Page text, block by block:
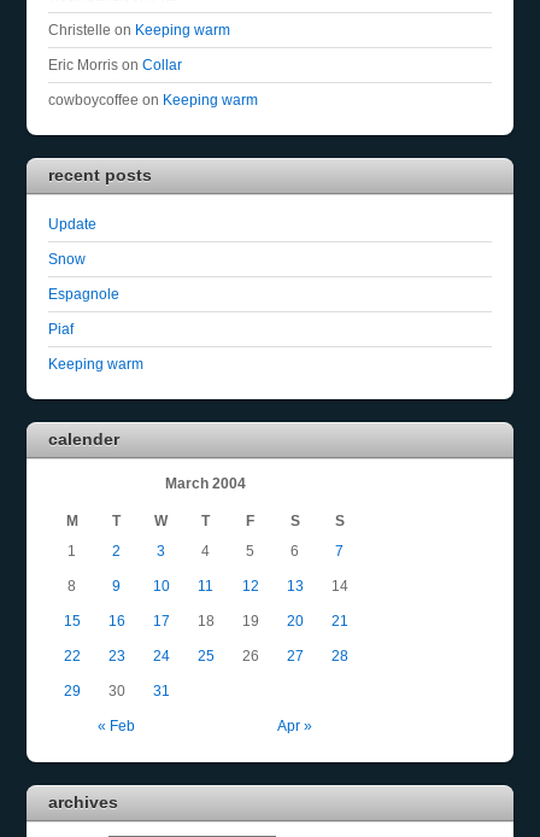
Christelle on Keeping warm
Eric Morris onCollar
cowboycoffee on Keeping warm
recent posts
Update
Snow
Espagnole
Piaf
Keeping warm
calender
March 2004
M T W T F S S
« Feb Apr »
1 2 3 4 5 6 7
8 9 10 11 12 13 14
15 16 17 18 19 20 21
22 23 24 25 26 27 28
29 30 31
archives